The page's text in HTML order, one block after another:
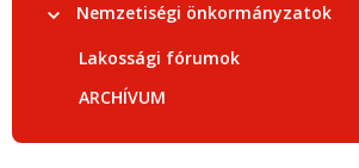
Nemzetiségi önkormányzatok
Lakossági fórumok
ARCHÍVUM